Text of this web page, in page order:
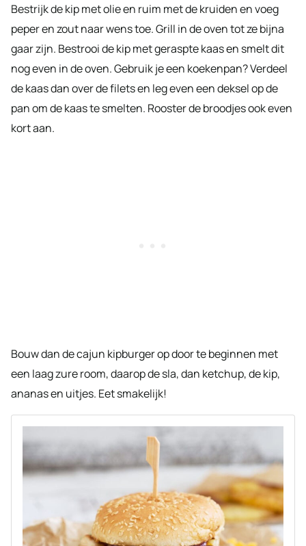
Bestrijk de kip met olie en ruim met de kruiden en voeg
peper en zout naar wens toe. Grill in de oven tot ze bijna
gaar zijn. Bestrooi de kip met geraspte kaas en smelt dit
nog even in de oven. Gebruik je een koekenpan? Verdeel
de kaas dan over de filets en leg even een deksel op de
pan om de kaas te smelten. Rooster de broodjes ook even
kort aan.
Bouw dan de cajun kipburger op door te beginnen met
een laag zure room, daarop de sla, dan ketchup, de kip,
ananas en uitjes. Eet smakelijk!